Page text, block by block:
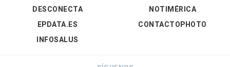
DESCONECTA
EPDATA.ES
INFOSALUS
NOTIMÉRICA
CONTACTOPHOTO